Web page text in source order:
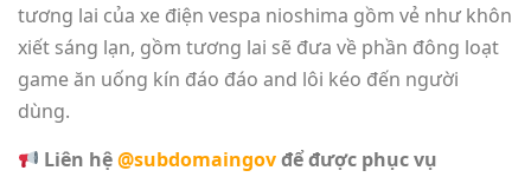
tương lai của xe điện vespa nioshima gồm vẻ như khôn
xiết sáng lạn, gồm tương lai sẽ đưa về phần đông loạt
game ăn uống kín đáo đáo and lôi kéo đến người
dùng.
Liên hệ@subdomaingovđể được phục vụ